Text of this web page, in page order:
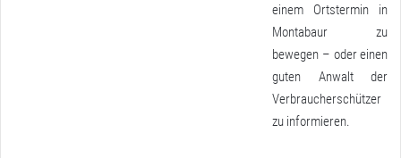
einem Ortstermin in
Montabaur zu
bewegen – oder einen
guten Anwalt der
Verbraucherschützer
zu informieren.